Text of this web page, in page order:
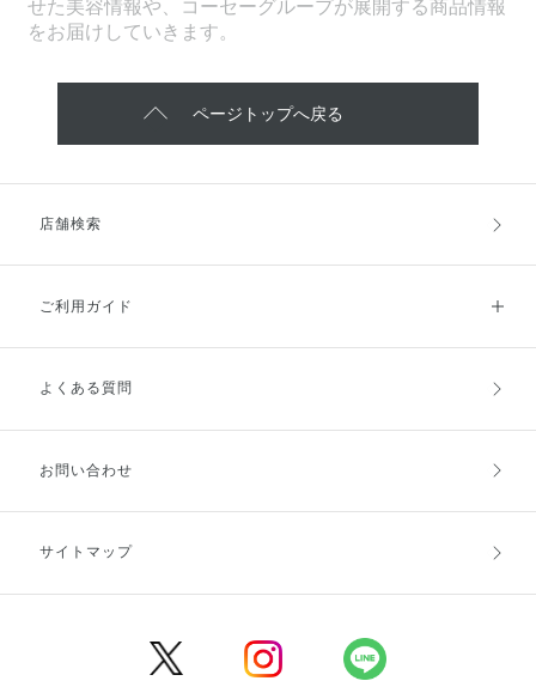
せた美容情報や、コーセーグループが展開する商品情報
をお届けしていきます。
ページトップへ戻る
店舗検索
ご利用ガイド
ご利用ガイドトップ
お支払方法
キャンセル・返品・交換
よくある質問
お問い合わせ
サイトマップ